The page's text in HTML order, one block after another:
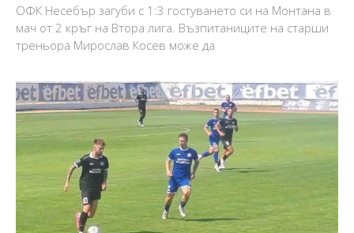
ОФК Несебър загуби с 1:3 гостуването си на Монтана в
мач от 2 кръг на Втора лига. Възпитаниците на старши
треньора Мирослав Косев може да